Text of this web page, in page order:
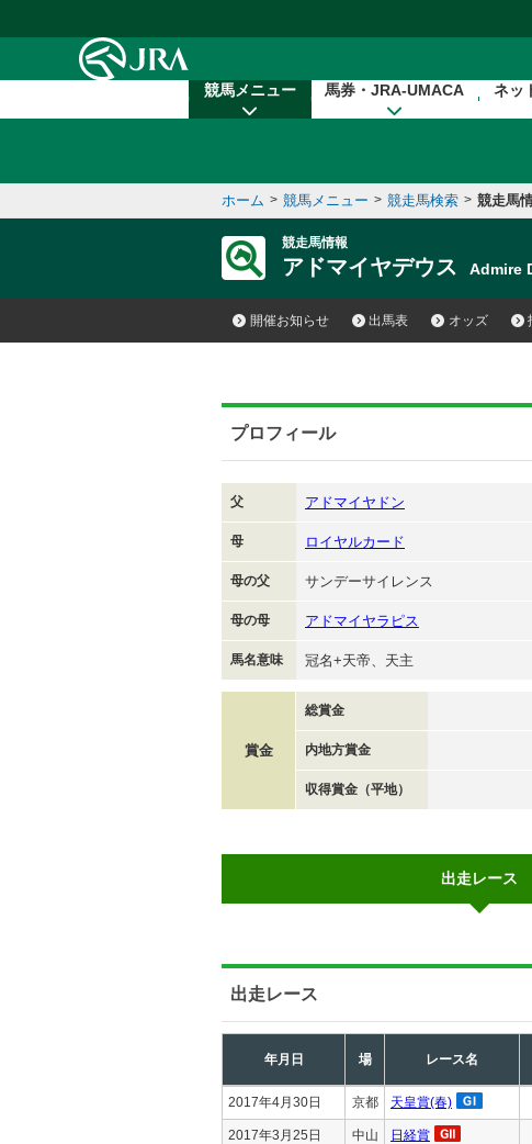
競馬メニュー 馬券・JRA-UMACA ネッ
ホーム > 競馬メニュー > 競走馬検索 > 競走馬
競走馬情報
アドマイヤデウス Admire
開催お知らせ 出馬表 オッズ
プロフィール
父 アドマイヤドン
母 ロイヤルカード
母の父 サンデーサイレンス
母の母 アドマイヤラピス
馬名意味 冠名+天帝、天主
賞金
総賞金
内地方賞金
収得賞金（平地）
出走レース
出走レース
年月日 場 レース名
2017年4月30日 京都 天皇賞(春)
2017年3月25日 中山 日経賞